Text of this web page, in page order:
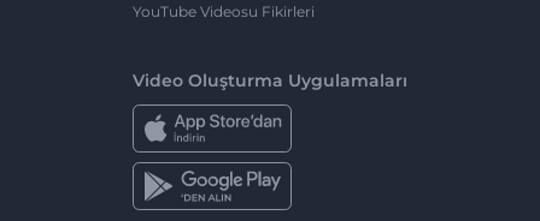
YouTube Videosu Fikirleri
Video Oluşturma Uygulamaları